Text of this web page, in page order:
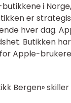
i
er
hver dag.
Butikken
Apple-
Bergen»